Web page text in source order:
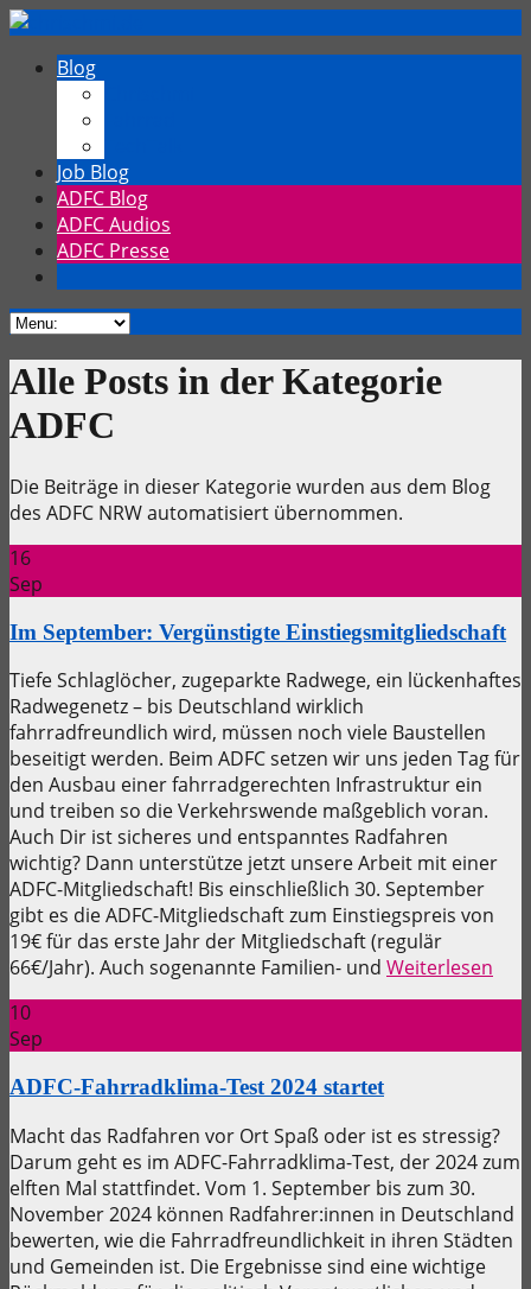
Blog
Job Blog
ADFC Blog
ADFC Audios
ADFC Presse
Alle Posts in der Kategorie
ADFC
Die Beiträge in dieser Kategorie wurden aus dem Blog
des ADFC NRW automatisiert übernommen.
16
Sep
Im September: Vergünstigte Einstiegsmitgliedschaft
Tiefe Schlaglöcher, zugeparkte Radwege, ein lückenhaftes
Radwegenetz – bis Deutschland wirklich
fahrradfreundlich wird, müssen noch viele Baustellen
beseitigt werden. Beim ADFC setzen wir uns jeden Tag für
den Ausbau einer fahrradgerechten Infrastruktur ein
und treiben so die Verkehrswende maßgeblich voran.
Auch Dir ist sicheres und entspanntes Radfahren
wichtig? Dann unterstütze jetzt unsere Arbeit mit einer
ADFC-Mitgliedschaft! Bis einschließlich 30. September
gibt es die ADFC-Mitgliedschaft zum Einstiegspreis von
19€ für das erste Jahr der Mitgliedschaft (regulär
66€/Jahr). Auch sogenannte Familien- und Weiterlesen
10
Sep
ADFC-Fahrradklima-Test 2024 startet
Macht das Radfahren vor Ort Spaß oder ist es stressig?
Darum geht es im ADFC-Fahrradklima-Test, der 2024 zum
elften Mal stattfindet. Vom 1. September bis zum 30.
November 2024 können Radfahrer:innen in Deutschland
bewerten, wie die Fahrradfreundlichkeit in ihren Städten
und Gemeinden ist. Die Ergebnisse sind eine wichtige